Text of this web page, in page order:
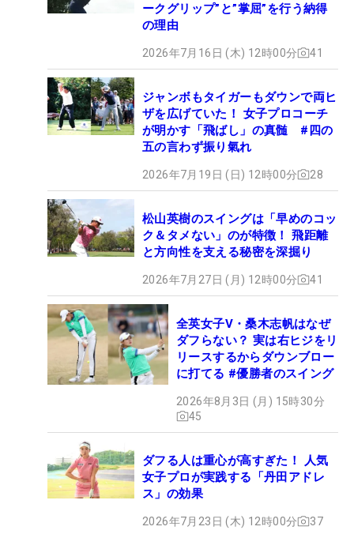
ークグリップ”と”掌屈”を行う納得
の理由
2026年7月16日 (木) 12時00分 41
ジャンボもタイガーもダウンで両ヒ
ザを広げていた！ 女子プロコーチ
が明かす「飛ばし」の真髄 #四の
五の言わず振り氣れ
2026年7月19日 (日) 12時00分 28
松山英樹のスイングは「早めのコッ
ク＆タメない」のが特徴！ 飛距離
と方向性を支える秘密を深掘り
2026年7月27日 (月) 12時00分 41
全英女子V・桑木志帆はなぜ
ダフらない？ 実は右ヒジをリ
リースするからダウンブロー
に打てる #優勝者のスイング
2026年8月3日 (月) 15時30分
45
ダフる人は重心が高すぎた！ 人気
女子プロが実践する「丹田アドレ
ス」の効果
2026年7月23日 (木) 12時00分 37